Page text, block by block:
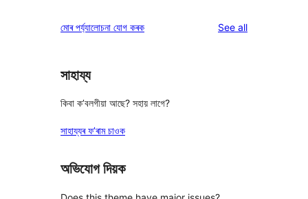
মোৰ পৰ্য্যালোচনা যোগ কৰক See allreviews
সাহায্য
কিবা ক’বলগীয়া আছে? সহায় লাগে?
সাহায্যৰ ফ’ৰাম চাওক
অভিযোগ দিয়ক